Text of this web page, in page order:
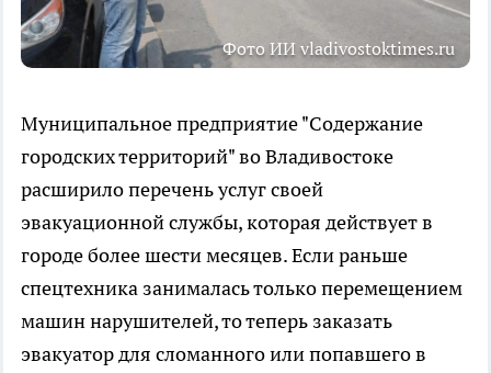
Фото ИИ vladivostoktimes.ru
Муниципальное предприятие "Содержание
городских территорий" во Владивостоке
расширило перечень услуг своей
эвакуационной службы, которая действует в
городе более шести месяцев. Если раньше
спецтехника занималась только перемещением
машин нарушителей, то теперь заказать
эвакуатор для сломанного или попавшего в